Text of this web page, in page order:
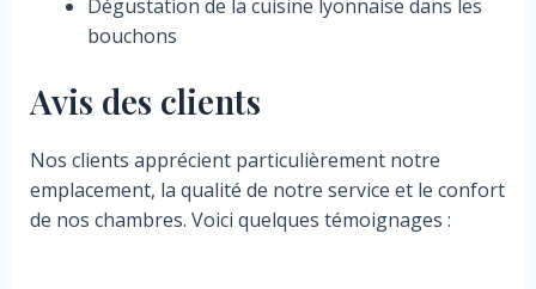
Dégustation de la cuisine lyonnaise dans les
bouchons
Avis des clients
Nos clients apprécient particulièrement notre
emplacement, la qualité de notre service et le confort
de nos chambres. Voici quelques témoignages :